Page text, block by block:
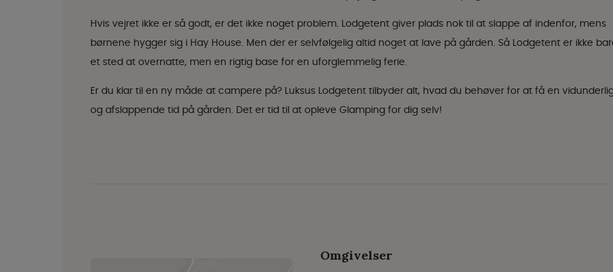
Hvis vejret ikke er så godt, er det ikke noget problem. Lodgetent giver plads nok til at slappe af indenfor, mens
børnene hygger sig i Hay House. Men der er selvfølgelig altid noget at lave på gården. Så Lodgetent er ikke
et sted at overnatte, men en rigtig base for en uforglemmelig ferie.
Er du klar til en ny måde at campere på? Luksus Lodgetent tilbyder alt, hvad du behøver for at få en
og afslappende tid på gården. Det er tid til at opleve Glamping for dig selv!
Omgivelser